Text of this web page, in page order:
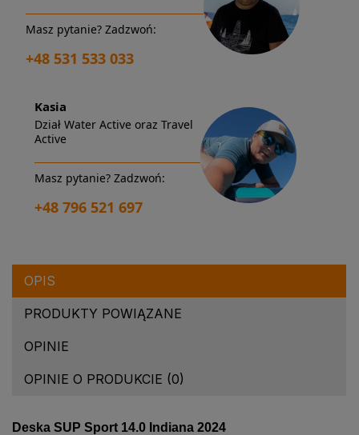
Masz pytanie? Zadzwoń:
+48 531 533 033
Kasia
Dział Water Active oraz Travel
Active
Masz pytanie? Zadzwoń:
+48 796 521 697
OPIS
PRODUKTY POWIĄZANE
OPINIE
OPINIE O PRODUKCIE (0)
Deska SUP Sport 14.0 Indiana 2024